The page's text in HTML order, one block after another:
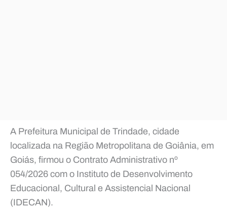
A Prefeitura Municipal de Trindade, cidade
localizada na Região Metropolitana de Goiânia, em
Goiás, firmou o Contrato Administrativo nº
054/2026 com o Instituto de Desenvolvimento
Educacional, Cultural e Assistencial Nacional
(IDECAN).